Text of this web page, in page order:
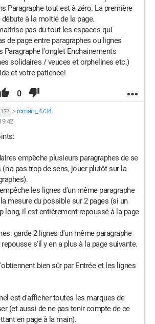
Paragraphe tout est à zéro. La première
débute à la moitié de la page.
pas du tout les espaces qui
de page entre paragraphes ou lignes
Paragraphe l'onglet Enchainements
solidaires / veuces et orphelines etc.)
et votre patience!
0
172 > romain_4734
empêche plusieurs paragraphes de se
pas trop de sens, jouer plutôt sur la
les lignes d'un même paragraphe
mesure du possible sur 2 pages (si un
long, il est entièrement repoussé à la page
garde 2 lignes d'un même paragraphe
s'il y en a plus à la page suivante.
bien sûr par Entrée et les lignes
est d'afficher toutes les marques de
(et aussi de ne pas tenir compte de ce
en page à la main).